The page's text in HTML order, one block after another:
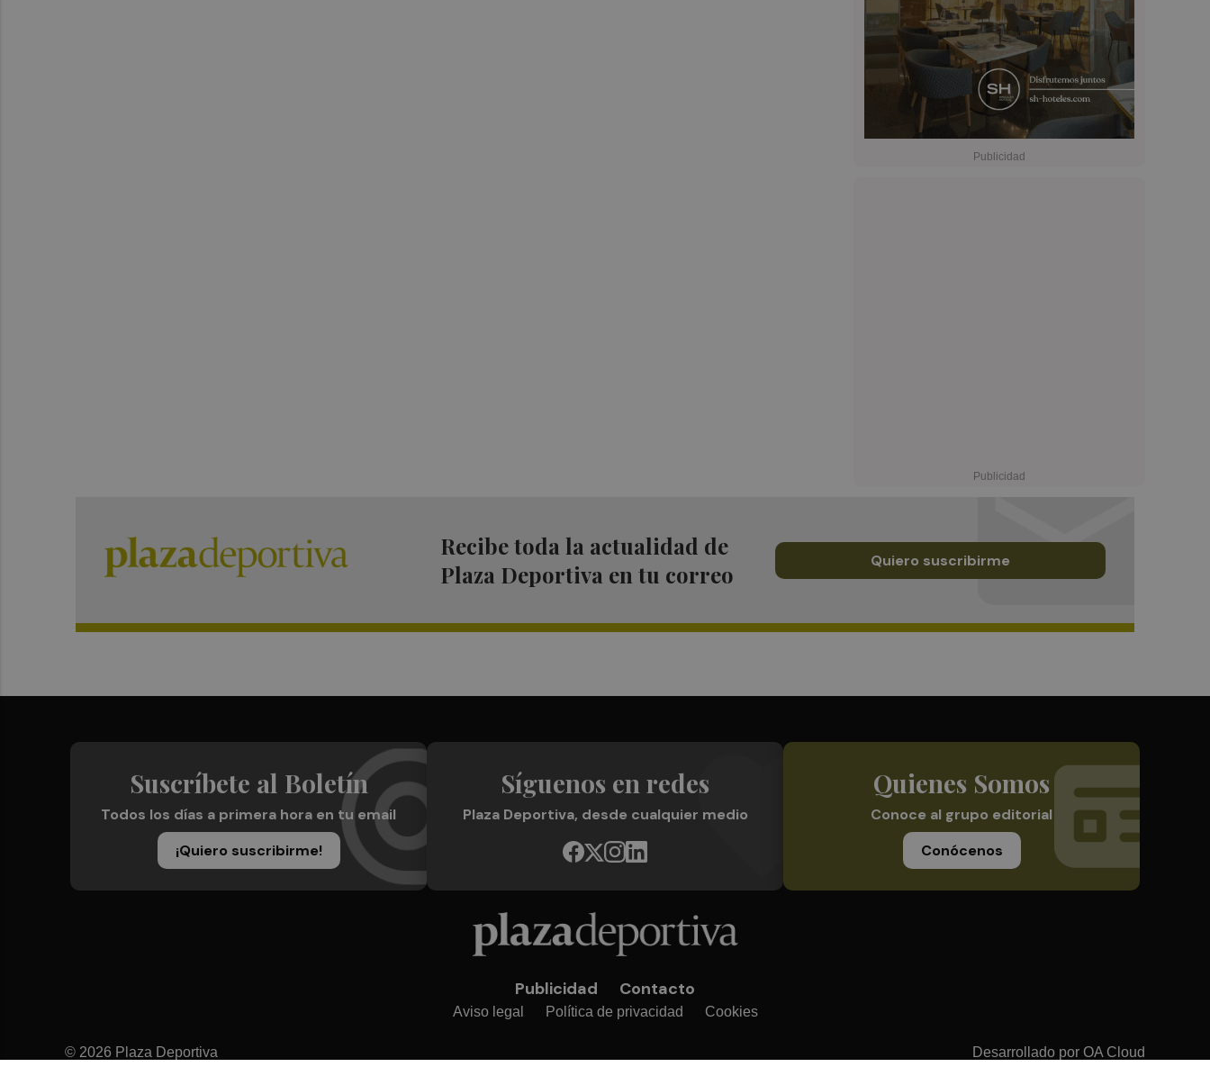
Recibe toda la actualidad de
Plaza Deportiva en tu correo
Quiero suscribirme
Suscríbete al Boletín
Todos los días a primera hora en tu email
¡Quiero suscribirme!
Síguenos en redes
Plaza Deportiva, desde cualquier medio
Quienes Somos
Conoce al grupo editorial
Conócenos
Publicidad Contacto
Aviso legal Política de privacidad Cookies
© 2026 Plaza Deportiva Desarrollado por OA Cloud